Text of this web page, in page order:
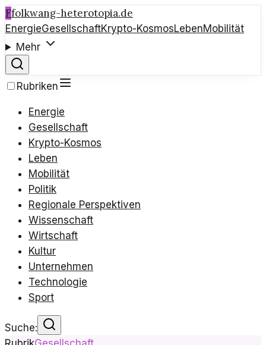
Ffolkwang-heterotopia.de
EnergieGesellschaftKrypto-KosmosLebenMobilität
Mehr
Rubriken
Energie
Gesellschaft
Krypto-Kosmos
Leben
Mobilität
Politik
Regionale Perspektiven
Wissenschaft
Wirtschaft
Kultur
Unternehmen
Technologie
Sport
Suche: